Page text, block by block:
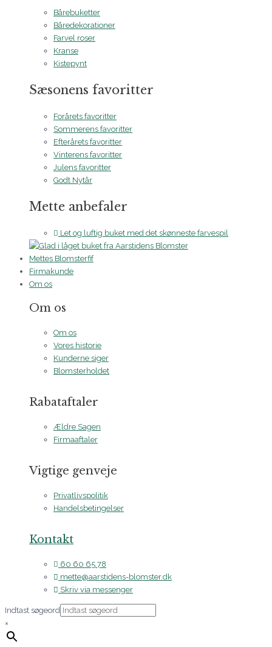
Bårebuketter
Båredekorationer
Farvel roser
Kranse
Kistepynt
Sæsonens favoritter
Forårets favoritter
Sommerens favoritter
Efterårets favoritter
Vinterens favoritter
Julens favoritter
Godt Nytår
Mette anbefaler
Let og luftig buket med det skønneste farvespil
Mettes Blomsterfif
Firmakunde
Om os
Om os
Om os
Vores historie
Kunderne siger
Blomsterholdet
Rabataftaler
Ældre Sagen
Firmaaftaler
Vigtige genveje
Privatlivspolitik
Handelsbetingelser
Kontakt
60 60 65 78
mette@aarstidens-blomster.dk
Skriv via messenger
Indtast søgeord
×